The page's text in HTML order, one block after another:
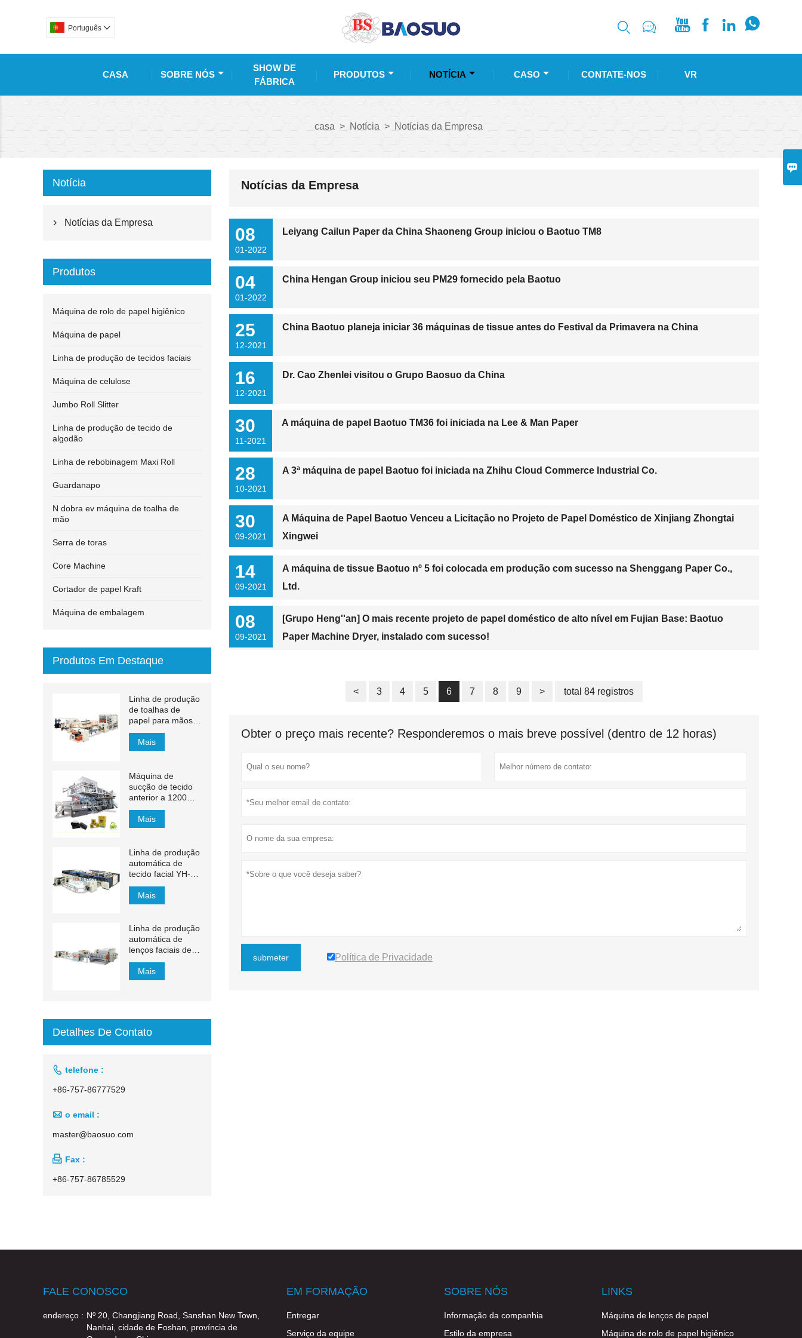

Português       
CASA SOBRE NÓS
SHOW DE
FÁBRICA
PRODUTOS NOTÍCIA CASO CONTATE-NOS VR
casa > Notícia > Notícias da Empresa
Notícias da Empresa
08
01-2022
Leiyang Cailun Paper da China Shaoneng Group iniciou o Baotuo TM8
04
01-2022
China Hengan Group iniciou seu PM29 fornecido pela Baotuo
25
12-2021
China Baotuo planeja iniciar 36 máquinas de tissue antes do Festival da Primavera na China
16
12-2021
Dr. Cao Zhenlei visitou o Grupo Baosuo da China
30
11-2021
A máquina de papel Baotuo TM36 foi iniciada na Lee & Man Paper
28
10-2021
A 3ª máquina de papel Baotuo foi iniciada na Zhihu Cloud Commerce Industrial Co.
30
09-2021
A Máquina de Papel Baotuo Venceu a Licitação no Projeto de Papel Doméstico de Xinjiang Zhongtai
Xingwei
14
09-2021
A máquina de tissue Baotuo nº 5 foi colocada em produção com sucesso na Shenggang Paper Co.,
Ltd.
08
09-2021
[Grupo Heng''an] O mais recente projeto de papel doméstico de alto nível em Fujian Base: Baotuo
Paper Machine Dryer, instalado com sucesso!
< 3 4 5 6 7 8 9 > total 84 registros
Obter o preço mais recente? Responderemos o mais breve possível (dentro de 12 horas)
submeter Política de Privacidade
Notícia
 Notícias da Empresa
Produtos
Máquina de rolo de papel higiênico
Máquina de papel
Linha de produção de tecidos faciais
Máquina de celulose
Jumbo Roll Slitter
Linha de produção de tecido de
algodão
Linha de rebobinagem Maxi Roll
Guardanapo
N dobra ev máquina de toalha de
mão
Serra de toras
Core Machine
Cortador de papel Kraft
Máquina de embalagem
Produtos Em Destaque
Linha de produção
de toalhas de
papel para mãos
com transferência
automática MJN-
PL
Mais
Máquina de
sucção de tecido
anterior a 1200m /
min
Mais
Linha de produção
automática de
tecido facial YH-
FG
Mais
Linha de produção
automática de
lenços faciais de
transferência
automática de
1500 mm a 2200
Mais
Detalhes De Contato
 telefone :
+86-757-86777529
 o email :
master@baosuo.com
 Fax :
+86-757-86785529
FALE CONOSCO
endereço : Nº 20, Changjiang Road, Sanshan New Town,
Nanhai, cidade de Foshan, província de
EM FORMAÇÃO
Entregar
Serviço da equipe
SOBRE NÓS
Informação da companhia
Estilo da empresa
LINKS
Máquina de lenços de papel
Máquina de rolo de papel higiênico